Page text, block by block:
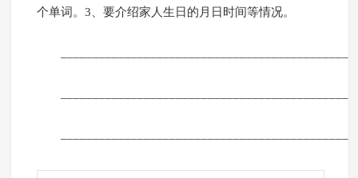
个单词。3、要介绍家人生日的月日时间等情况。